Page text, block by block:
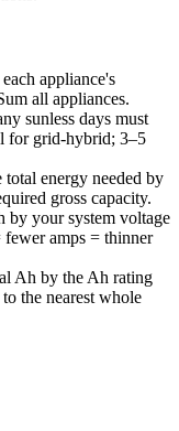
appliance's
all appliances.
sunless days must
for grid-hybrid; 3–5
energy needed by
gross capacity.
by your system voltage
amps = thinner
Ah by the Ah rating
the nearest whole